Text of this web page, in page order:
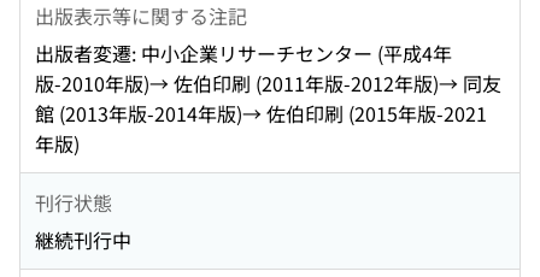
出版表示等に関する注記
出版者変遷: 中小企業リサーチセンター (平成4年
版-2010年版)→ 佐伯印刷 (2011年版-2012年版)→ 同友
館 (2013年版-2014年版)→ 佐伯印刷 (2015年版-2021
年版)
刊行状態
継続刊行中